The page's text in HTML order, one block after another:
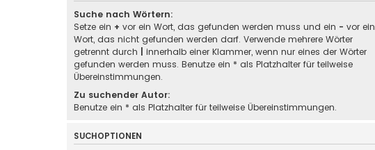
Suche nach Wörtern:
Setze ein + vor ein Wort, das gefunden werden muss und ein - vor ein
Wort, das nicht gefunden werden darf. Verwende mehrere Wörter
getrennt durch
innerhalb einer Klammer, wenn nur eines der Wörter
gefunden werden muss. Benutze ein * als Platzhalter für teilweise
Übereinstimmungen.
Zu suchender Autor:
Benutze ein * als Platzhalter für teilweise Übereinstimmungen.
SUCHOPTIONEN